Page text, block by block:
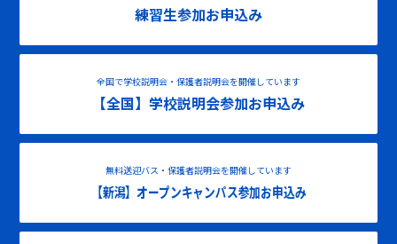
練習生参加お申込み
全国で学校説明会・保護者説明会を開催しています
【全国】学校説明会参加お申込み
無料送迎バス・保護者説明会を開催しています
【新潟】オープンキャンパス参加お申込み